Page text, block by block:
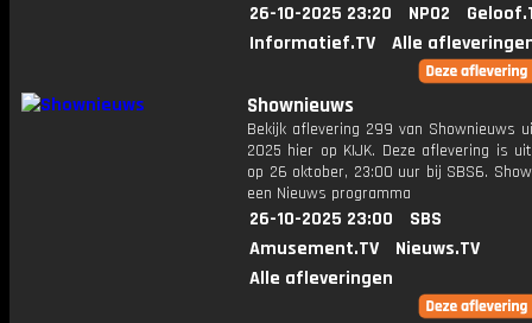
26-10-2025 23:20 NPO2
Informatief.TV
Alle
Shownieuws
Bekijk aflevering 299 van Shownieuws
2025 hier op KIJK. Deze aflevering is
op 26 oktober, 23:00 uur bij SBS6.
een Nieuws programma
26-10-2025 23:00
SBS
Amusement.TV
Nieuws.TV
Alle afleveringen